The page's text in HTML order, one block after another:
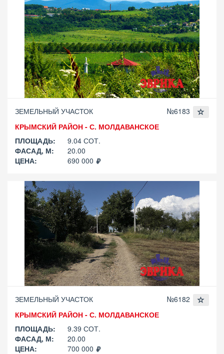
ЗЕМЕЛЬНЫЙ УЧАСТОК
№6183
КРЫМСКИЙ РАЙОН - С. МОЛДАВАНСКОЕ
ПЛОЩАДЬ:
9.04 СОТ.
ФАСАД, М:
20.00
ЦЕНА:
690 000
ЗЕМЕЛЬНЫЙ УЧАСТОК
№6182
КРЫМСКИЙ РАЙОН - С. МОЛДАВАНСКОЕ
ПЛОЩАДЬ:
9.39 СОТ.
ФАСАД, М:
20.00
ЦЕНА:
700 000